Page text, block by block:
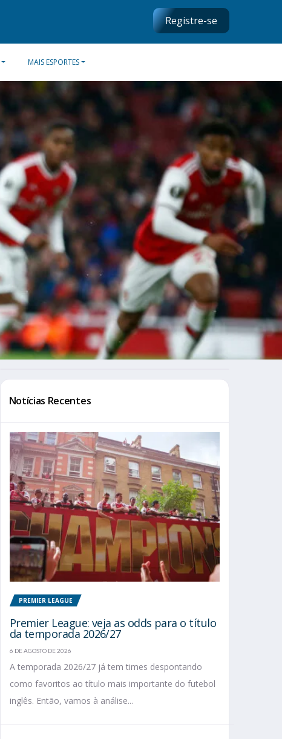
Registre-se
MAIS ESPORTES
Notícias Recentes
PREMIER LEAGUE
Premier League: veja as odds para o título
da temporada 2026/27
6 DE AGOSTO DE 2026
A temporada 2026/27 já tem times despontando
como favoritos ao título mais importante do futebol
inglês. Então, vamos à análise...